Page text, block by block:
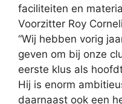
faciliteiten en
Voorzitter Roy
“Wij hebben vorig
geven om bij onze
eerste klus als
Hij is enorm
daarnaast ook een